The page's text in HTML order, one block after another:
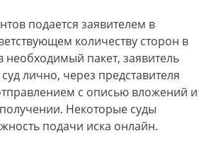
подается заявителем в
количеству сторон в
необходимый пакет, заявитель
лично, через представителя
с описью вложений и
Некоторые суды
подачи иска онлайн.